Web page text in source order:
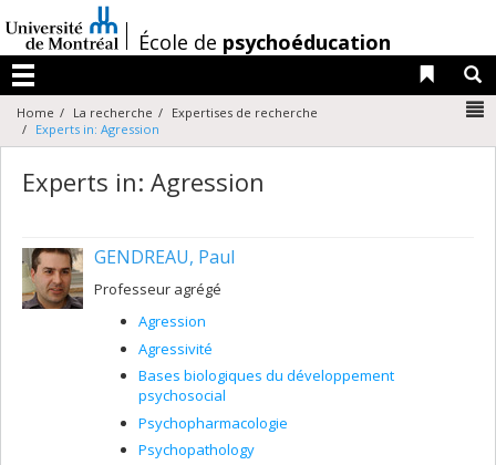
au
contenu
/École de psychoéducation
Menu
Liens
Home La recherche
Expertises de recherche
Experts in: Agression
Experts in: Agression
GENDREAU, Paul
Professeur agrégé
Agression
Agressivité
Bases biologiques du développement
psychosocial
Psychopharmacologie
Psychopathology